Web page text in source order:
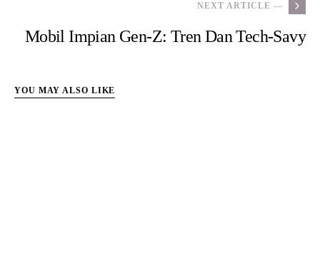
NEXT ARTICLE —
Mobil Impian Gen-Z: Tren Dan Tech-Savy
YOU MAY ALSO LIKE